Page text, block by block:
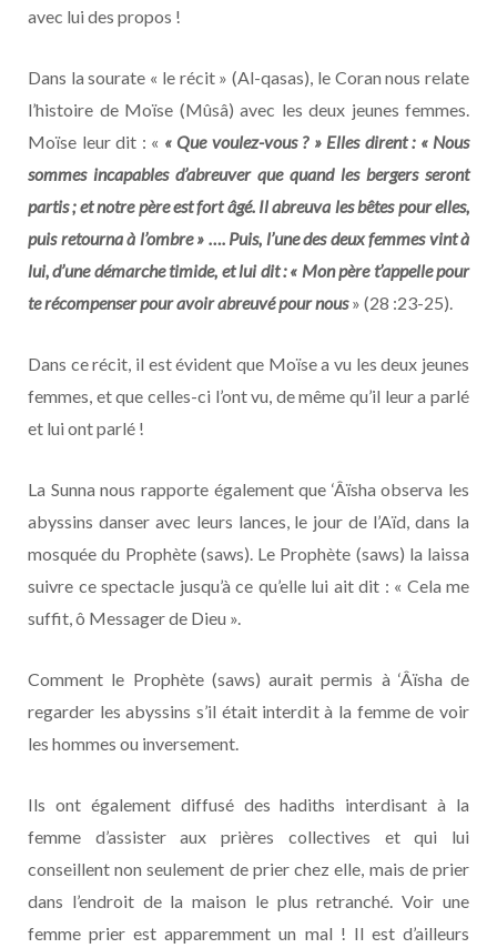
avec lui des propos !
Dans la sourate « le récit » (Al-qasas), le Coran nous relate
l’histoire de Moïse (Mûsâ) avec les deux jeunes femmes.
Moïse leur dit : « « Que voulez-vous ? » Elles dirent : « Nous
sommes incapables d’abreuver que quand les bergers seront
partis ; et notre père est fort âgé. Il abreuva les bêtes pour elles,
puis retourna à l’ombre » …. Puis, l’une des deux femmes vint à
lui, d’une démarche timide, et lui dit : « Mon père t’appelle pour
te récompenser pour avoir abreuvé pour nous» (28 :23-25).
Dans ce récit, il est évident que Moïse a vu les deux jeunes
femmes, et que celles-ci l’ont vu, de même qu’il leur a parlé
et lui ont parlé !
La Sunna nous rapporte également que ‘Âïsha observa les
abyssins danser avec leurs lances, le jour de l’Aïd, dans la
mosquée du Prophète (saws). Le Prophète (saws) la laissa
suivre ce spectacle jusqu’à ce qu’elle lui ait dit : « Cela me
suffit, ô Messager de Dieu ».
Comment le Prophète (saws) aurait permis à ‘Âïsha de
regarder les abyssins s’il était interdit à la femme de voir
les hommes ou inversement.
Ils ont également diffusé des hadiths interdisant à la
femme d’assister aux prières collectives et qui lui
conseillent non seulement de prier chez elle, mais de prier
dans l’endroit de la maison le plus retranché. Voir une
femme prier est apparemment un mal ! Il est d’ailleurs